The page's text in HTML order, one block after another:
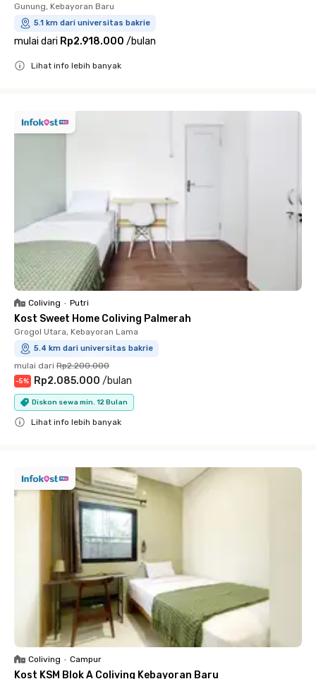
Gunung, Kebayoran Baru
5.1 km dari universitas bakrie
mulai dari Rp2.918.000 /bulan
Lihat info lebih banyak
Coliving • Putri
Kost Sweet Home Coliving Palmerah
Grogol Utara, Kebayoran Lama
5.4 km dari universitas bakrie
mulai dari Rp2.200.000
-5% Rp2.085.000 /bulan
Diskon sewa min. 12 Bulan
Lihat info lebih banyak
Coliving • Campur
Kost KSM Blok A Coliving Kebayoran Baru